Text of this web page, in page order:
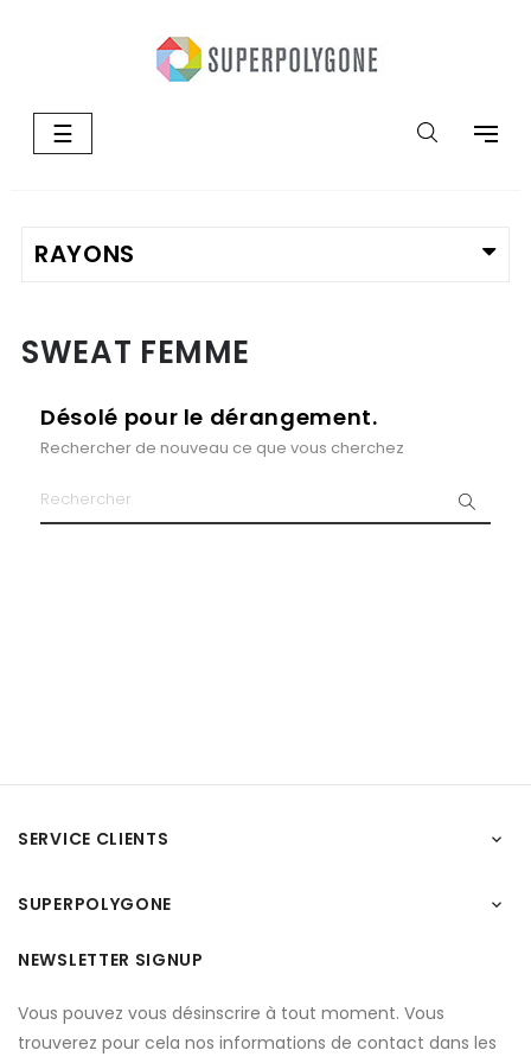
Basculer
la
☰
SWEAT FEMME
Désolé pour le dérangement.
Rechercher de nouveau ce que vous cherchez
SERVICE CLIENTS 
SUPERPOLYGONE 
NEWSLETTER SIGNUP
Vous pouvez vous désinscrire à tout moment. Vous
trouverez pour cela nos informations de contact dans les